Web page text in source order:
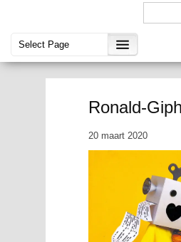
Ronald-
20 maart 2020